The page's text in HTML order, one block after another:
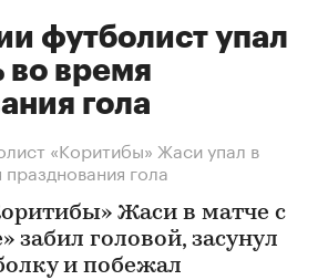
футболист упал
во время
гола
«Коритибы» Жаси упал в
гола
Жаси в матче с
забил головой, засунул
и побежал